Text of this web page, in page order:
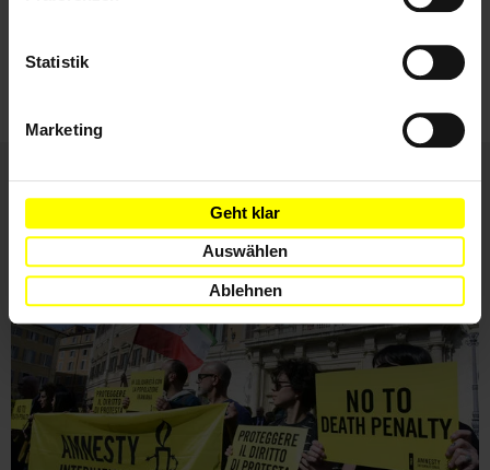
Statistik
Marketing
Geht klar
Auswählen
Ablehnen
ihnen zu.
Weitere Artikel